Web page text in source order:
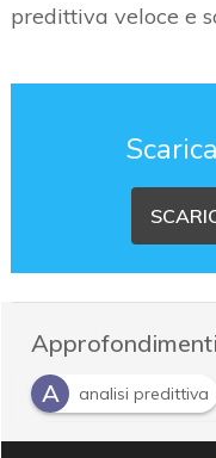
predittiva veloce e
Approfondimenti
A
analisi predittiva
A apprendimento